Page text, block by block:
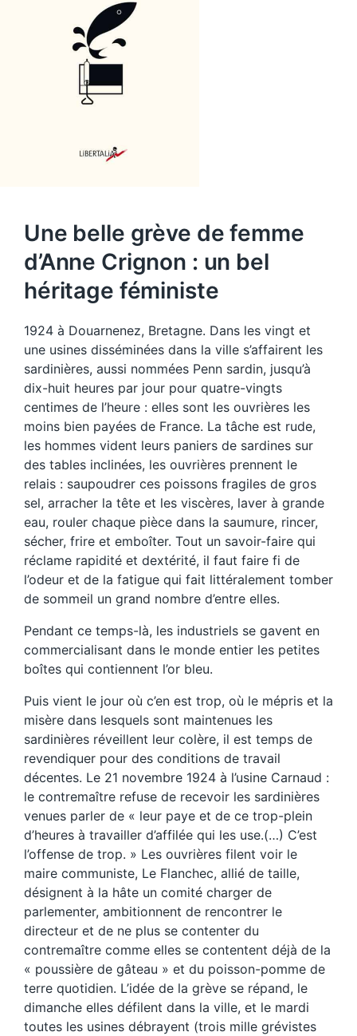
Une belle grève de femme
d’Anne Crignon : un bel
héritage féministe
1924 à Douarnenez, Bretagne. Dans les vingt et
une usines disséminées dans la ville s’affairent les
sardinières, aussi nommées Penn sardin, jusqu’à
dix-huit heures par jour pour quatre-vingts
centimes de l’heure : elles sont les ouvrières les
moins bien payées de France. La tâche est rude,
les hommes vident leurs paniers de sardines sur
des tables inclinées, les ouvrières prennent le
relais : saupoudrer ces poissons fragiles de gros
sel, arracher la tête et les viscères, laver à grande
eau, rouler chaque pièce dans la saumure, rincer,
sécher, frire et emboîter. Tout un savoir-faire qui
réclame rapidité et dextérité, il faut faire fi de
l’odeur et de la fatigue qui fait littéralement tomber
de sommeil un grand nombre d’entre elles.
Pendant ce temps-là, les industriels se gavent en
commercialisant dans le monde entier les petites
boîtes qui contiennent l’or bleu.
Puis vient le jour où c’en est trop, où le mépris et la
misère dans lesquels sont maintenues les
sardinières réveillent leur colère, il est temps de
revendiquer pour des conditions de travail
décentes. Le 21 novembre 1924 à l’usine Carnaud :
le contremaître refuse de recevoir les sardinières
venues parler de « leur paye et de ce trop-plein
d’heures à travailler d’affilée qui les use.(…) C’est
l’offense de trop. » Les ouvrières filent voir le
maire communiste, Le Flanchec, allié de taille,
désignent à la hâte un comité charger de
parlementer, ambitionnent de rencontrer le
directeur et de ne plus se contenter du
contremaître comme elles se contentent déjà de la
« poussière de gâteau » et du poisson-pomme de
terre quotidien. L’idée de la grève se répand, le
dimanche elles défilent dans la ville, et le mardi
toutes les usines débrayent (trois mille grévistes